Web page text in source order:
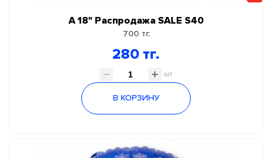
А 18" Распродажа SALE S40
700 тг.
280 тг.
шт
В КОРЗИНУ